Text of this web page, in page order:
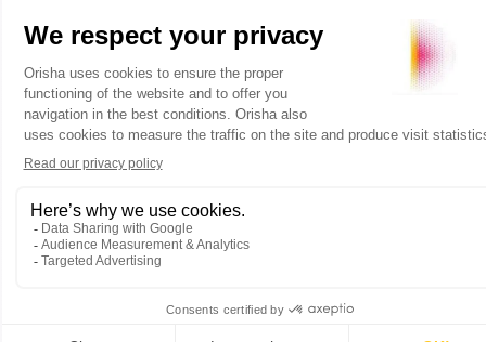
Accéder
au
contenu
Accéder
au
contenu
Accéder
au
contenu
au
contenu
DÉMO